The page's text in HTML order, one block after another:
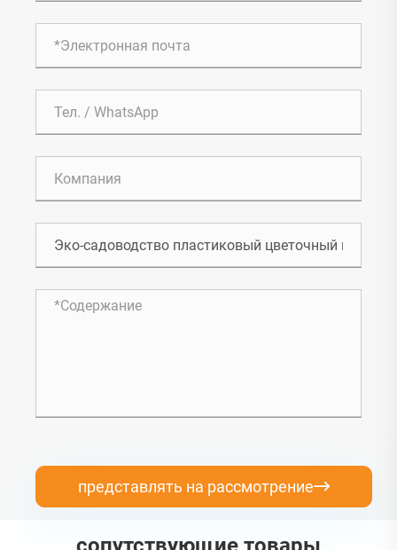
представлять на рассмотрение